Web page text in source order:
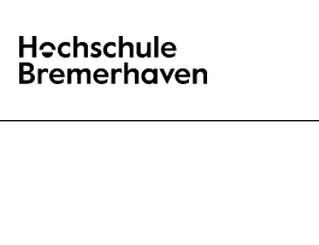
Hochschule Bremerhaven